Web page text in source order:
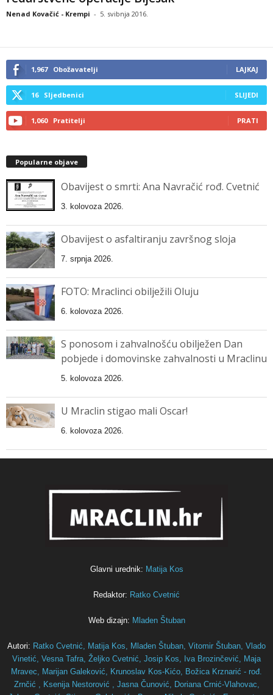
Nenad Kovačić - Krempi - 5. svibnja 2016.
1,967 Obožavatelji LAJKAJ
16 Sljedbenici SLIJEDI
1,060 Pratitelji PRATI
Popularne objave
Obavijest o smrti: Ana Navračić rođ. Cvetnić
3. kolovoza 2026.
Obavijest o asfaltiranju završnog sloja
7. srpnja 2026.
FOTO: Mraclinci obilježili Oluju
6. kolovoza 2026.
S ponosom i zahvalnošću obilježen Dan
pobjede i domovinske zahvalnosti u Mraclinu
5. kolovoza 2026.
U Mraclin stigao mali Oscar!
6. kolovoza 2026.
Glavni urednik: Matija Kos
Redaktor: Ratko Cvetnić
Web dizajn: Mladen Štuban
Autori: Ratko Cvetnić, Matija Kos, Mladen Štuban, Vitomir Štuban, Vlado
Vinetić, Vesna Tafra, Željko Cvetnić, Josip Kos, Iva Brozinčević,
Maja
Mravec,
Marijan Galeković, Krunoslav Kos-Kićo,
Božica Krznarić - rođ.
Zrnčić ,
Ksenija Nestorović , Jasna Čunović,
Doriana Crnić-Vlahovac,